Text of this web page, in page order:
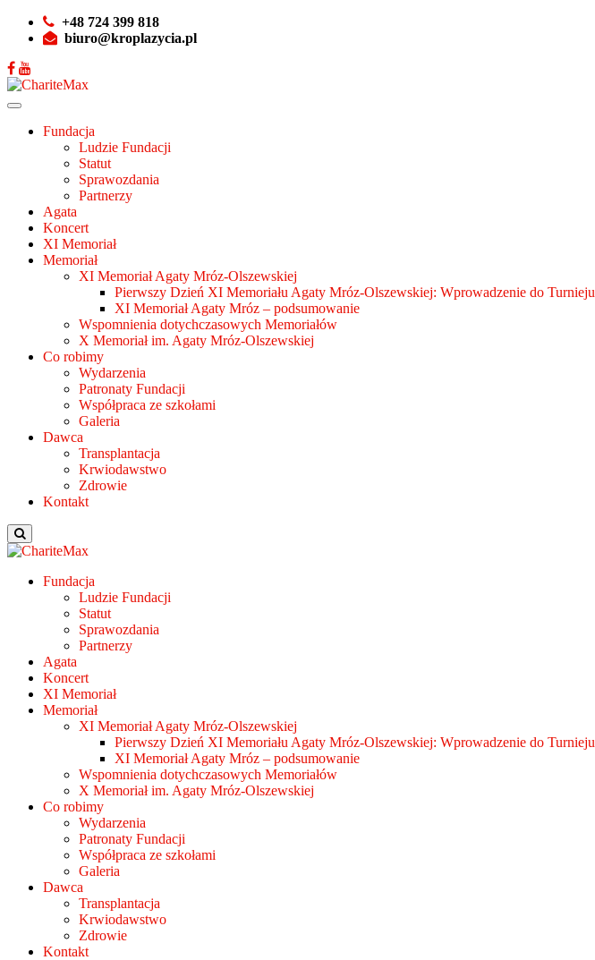
+48 724 399 818
biuro@kroplazycia.pl
Fundacja
Ludzie Fundacji
Statut
Sprawozdania
Partnerzy
Agata
Koncert
XI Memoriał
Memoriał
XI Memoriał Agaty Mróz-Olszewskiej
Pierwszy Dzień XI Memoriału Agaty Mróz-Olszewskiej: Wprowadzenie do Turnieju
XI Memoriał Agaty Mróz – podsumowanie
Wspomnienia dotychczasowych Memoriałów
X Memoriał im. Agaty Mróz-Olszewskiej
Co robimy
Wydarzenia
Patronaty Fundacji
Współpraca ze szkołami
Galeria
Dawca
Transplantacja
Krwiodawstwo
Zdrowie
Kontakt
Fundacja
Ludzie Fundacji
Statut
Sprawozdania
Partnerzy
Agata
Koncert
XI Memoriał
Memoriał
XI Memoriał Agaty Mróz-Olszewskiej
Pierwszy Dzień XI Memoriału Agaty Mróz-Olszewskiej: Wprowadzenie do Turnieju
XI Memoriał Agaty Mróz – podsumowanie
Wspomnienia dotychczasowych Memoriałów
X Memoriał im. Agaty Mróz-Olszewskiej
Co robimy
Wydarzenia
Patronaty Fundacji
Współpraca ze szkołami
Galeria
Dawca
Transplantacja
Krwiodawstwo
Zdrowie
Kontakt